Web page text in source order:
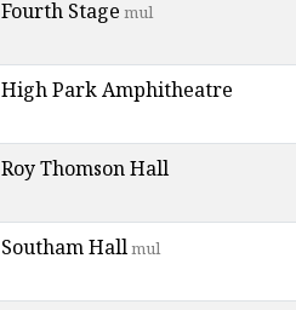
Fourth Stage mul
High Park Amphitheatre
Roy Thomson Hall
Southam Hallmul